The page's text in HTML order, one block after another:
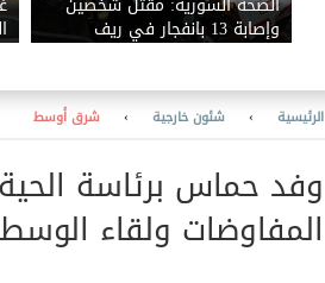
وإصابة 13 بانفجار في ريف
دمشق
الرئيسية › شئون خارجية › شرق أوسط
وفد حماس برئاسة
المفاوضات ولقاء